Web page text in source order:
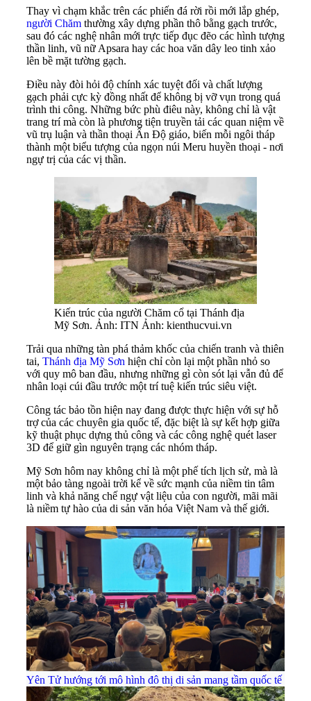
Thay vì chạm khắc trên các phiến đá rời rồi mới lắp ghép,
người Chăm thường xây dựng phần thô bằng gạch trước,
sau đó các nghệ nhân mới trực tiếp đục đẽo các hình tượng
thần linh, vũ nữ Apsara hay các hoa văn dây leo tinh xảo
lên bề mặt tường gạch.
Điều này đòi hỏi độ chính xác tuyệt đối và chất lượng
gạch phải cực kỳ đồng nhất để không bị vỡ vụn trong quá
trình thi công. Những bức phù điêu này, không chỉ là vật
trang trí mà còn là phương tiện truyền tải các quan niệm về
vũ trụ luận và thần thoại Ấn Độ giáo, biến mỗi ngôi tháp
thành một biểu tượng của ngọn núi Meru huyền thoại - nơi
ngự trị của các vị thần.
Kiến trúc của người Chăm cổ tại Thánh địa
Mỹ Sơn. Ảnh: ITN Ảnh: kienthucvui.vn
Trải qua những tàn phá thảm khốc của chiến tranh và thiên
tai, Thánh địa Mỹ Sơn hiện chỉ còn lại một phần nhỏ so
với quy mô ban đầu, nhưng những gì còn sót lại vẫn đủ để
nhân loại cúi đầu trước một trí tuệ kiến trúc siêu việt.
Công tác bảo tồn hiện nay đang được thực hiện với sự hỗ
trợ của các chuyên gia quốc tế, đặc biệt là sự kết hợp giữa
kỹ thuật phục dựng thủ công và các công nghệ quét laser
3D để giữ gìn nguyên trạng các nhóm tháp.
Mỹ Sơn hôm nay không chỉ là một phế tích lịch sử, mà là
một bảo tàng ngoài trời kể về sức mạnh của niềm tin tâm
linh và khả năng chế ngự vật liệu của con người, mãi mãi
là niềm tự hào của di sản văn hóa Việt Nam và thế giới.
Yên Tử hướng tới mô hình đô thị di sản mang tầm quốc tế